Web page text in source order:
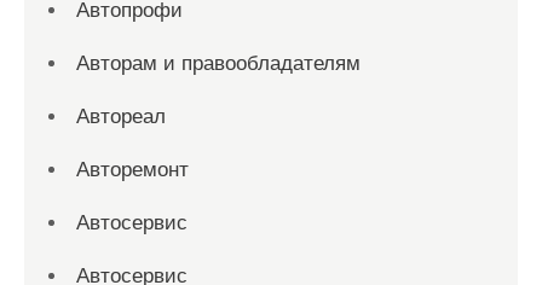
Автопрофи
Авторам и правообладателям
Автореал
Авторемонт
Автосервис
Автосервис